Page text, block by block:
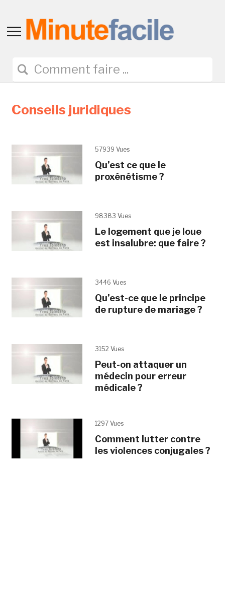
Toggle
navigation
Conseils juridiques
57939 Vues
Qu’est ce que le
proxénétisme ?
98383 Vues
Le logement que je loue
est insalubre: que faire ?
3446 Vues
Qu’est-ce que le principe
de rupture de mariage ?
3152 Vues
Peut-on attaquer un
médecin pour erreur
médicale ?
1297 Vues
Comment lutter contre
les violences conjugales ?